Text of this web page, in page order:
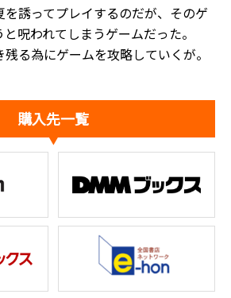
を誘ってプレイするのだが、そのゲ
呪われてしまうゲームだった。
る為にゲームを攻略していくが――。
購入先一覧